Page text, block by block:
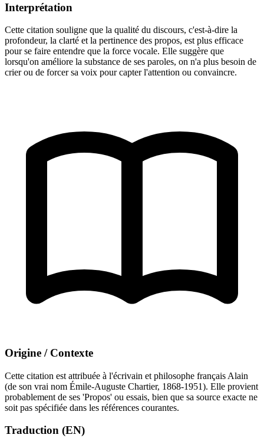
Interprétation
Cette citation souligne que la qualité du discours, c'est-à-dire la
profondeur, la clarté et la pertinence des propos, est plus efficace
pour se faire entendre que la force vocale. Elle suggère que
lorsqu'on améliore la substance de ses paroles, on n'a plus besoin de
crier ou de forcer sa voix pour capter l'attention ou convaincre.
Origine / Contexte
Cette citation est attribuée à l'écrivain et philosophe français Alain
(de son vrai nom Émile-Auguste Chartier, 1868-1951). Elle provient
probablement de ses 'Propos' ou essais, bien que sa source exacte ne
soit pas spécifiée dans les références courantes.
Traduction (EN)